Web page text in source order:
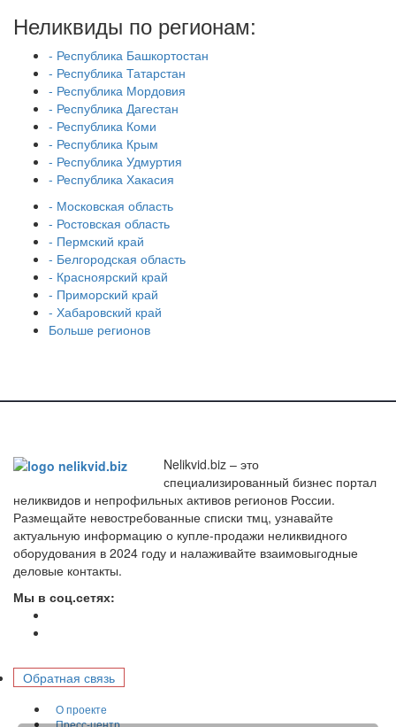
Неликвиды по регионам:
- Республика Башкортостан
- Республика Татарстан
- Республика Мордовия
- Республика Дагестан
- Республика Коми
- Республика Крым
- Республика Удмуртия
- Республика Хакасия
- Московская область
- Ростовская область
- Пермский край
- Белгородская область
- Красноярский край
- Приморский край
- Хабаровский край
Больше регионов
Nelikvid.biz – это
специализированный бизнес портал
неликвидов и непрофильных активов регионов России.
Размещайте невостребованные списки тмц, узнавайте
актуальную информацию о купле-продажи неликвидного
оборудования в 2024 году и налаживайте взаимовыгодные
деловые контакты.
Мы в соц.сетях:
Обратная связь
О проекте
Пресс-центр